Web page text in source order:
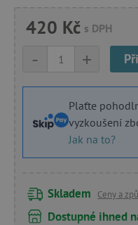
420 Kč s DPH
+
-
Plaťte
vyzkoušení
Jak na to?
Skladem Ceny a
Dostupné ihned